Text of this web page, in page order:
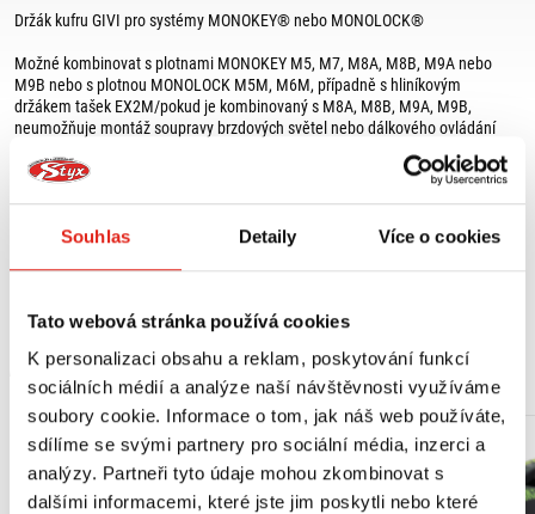
Souhlas Detaily Více o cookies
Tato webová stránka používá cookies
K personalizaci obsahu a reklam, poskytování funkcí
sociálních médií a analýze naší návštěvnosti využíváme
soubory cookie. Informace o tom, jak náš web používáte,
sdílíme se svými partnery pro sociální média, inzerci a
analýzy. Partneři tyto údaje mohou zkombinovat s
dalšími informacemi, které jste jim poskytli nebo které
Držák kufru GIVI pro systémy MONOKEY® nebo MONOLOCK®
Možné kombinovat s plotnami MONOKEY M5, M7, M8A, M8B, M9A nebo
M9B nebo s plotnou MONOLOCK M5M, M6M, případně s hliníkovým
držákem tašek EX2M/pokud je kombinovaný s M8A, M8B, M9A, M9B,
neumožňuje montáž soupravy brzdových světel nebo dálkového ovládání
Vhodné pro:
MOHLO BY SE VÁM LÍBIT